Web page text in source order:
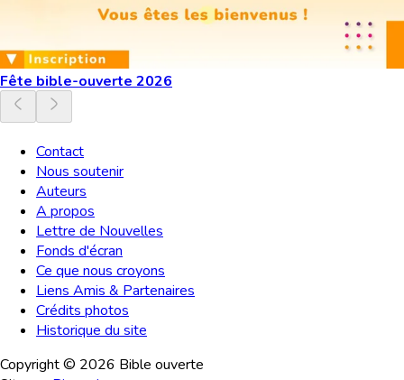
Fête bible-ouverte 2026
Contact
Nous soutenir
Auteurs
A propos
Lettre de Nouvelles
Fonds d'écran
Ce que nous croyons
Liens Amis & Partenaires
Crédits photos
Historique du site
Copyright © 2026 Bible ouverte